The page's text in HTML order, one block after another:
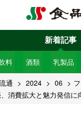
新着記事
料 酒類 乳製品
通 2024 06
消費拡大と魅力発信